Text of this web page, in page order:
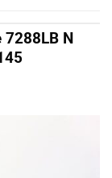
7288LB N